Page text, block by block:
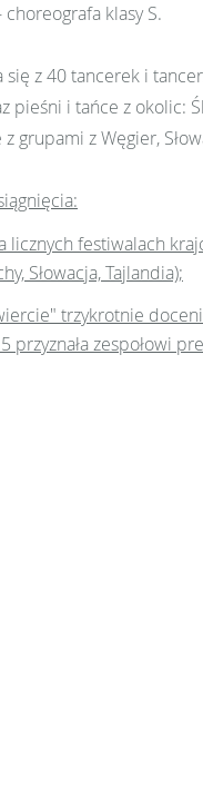
choreografa klasy S.
się z 40 tancerek i
pieśni i tańce z okolic:
grupami z Węgier,
licznych festiwalach
Słowacja, Tajlandia);
trzykrotnie
przyznała zespołowi